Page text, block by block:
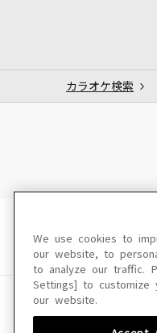
カラオケ検索
We use cookies to
our website, to
to analyze our traffic.
Settings] to customize
our website.